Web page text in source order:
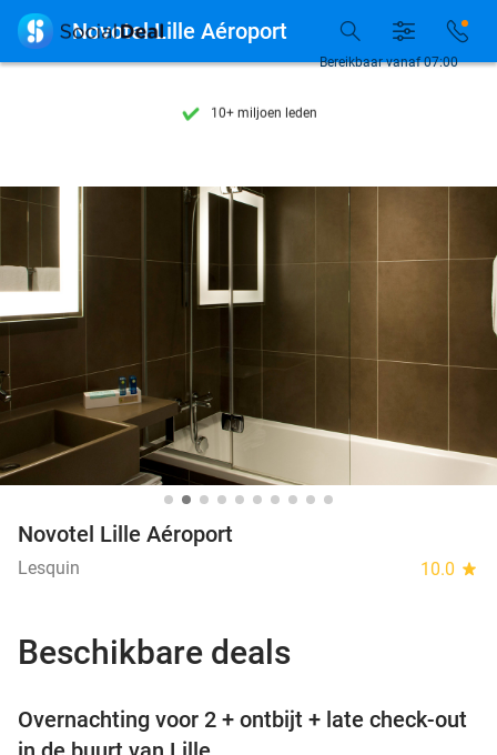
7 dagen per week beschikbaar
7 dagen per week beschikbaar
Bereikbaar vanaf 07:00
 Novotel Lille Aéroport
Novotel Lille Aéroport
Lesquin 10.0 star
Beschikbare deals
Overnachting voor 2 + ontbijt + late check-out